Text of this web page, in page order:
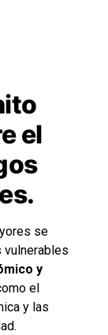
el
se
vulnerables
y
el
y las